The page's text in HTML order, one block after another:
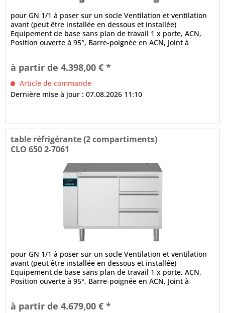
pour GN 1/1 à poser sur un socle Ventilation et ventilation
avant (peut être installée en dessous et installée)
Equipement de base sans plan de travail 1 x porte, ACN,
Position ouverte à 95°, Barre-poignée en ACN, Joint à
à partir de 4.398,00 € *
Article de commande
Dernière mise à jour : 07.08.2026 11:10
table réfrigérante (2 compartiments)
CLO 650 2-7061
pour GN 1/1 à poser sur un socle Ventilation et ventilation
avant (peut être installée en dessous et installée)
Equipement de base sans plan de travail 1 x porte, ACN,
Position ouverte à 95°, Barre-poignée en ACN, Joint à
à partir de 4.679,00 € *